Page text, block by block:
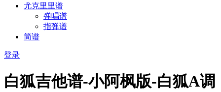
尤克里里谱
弹唱谱
指弹谱
简谱
登录
白狐吉他谱-小阿枫版-白狐A调